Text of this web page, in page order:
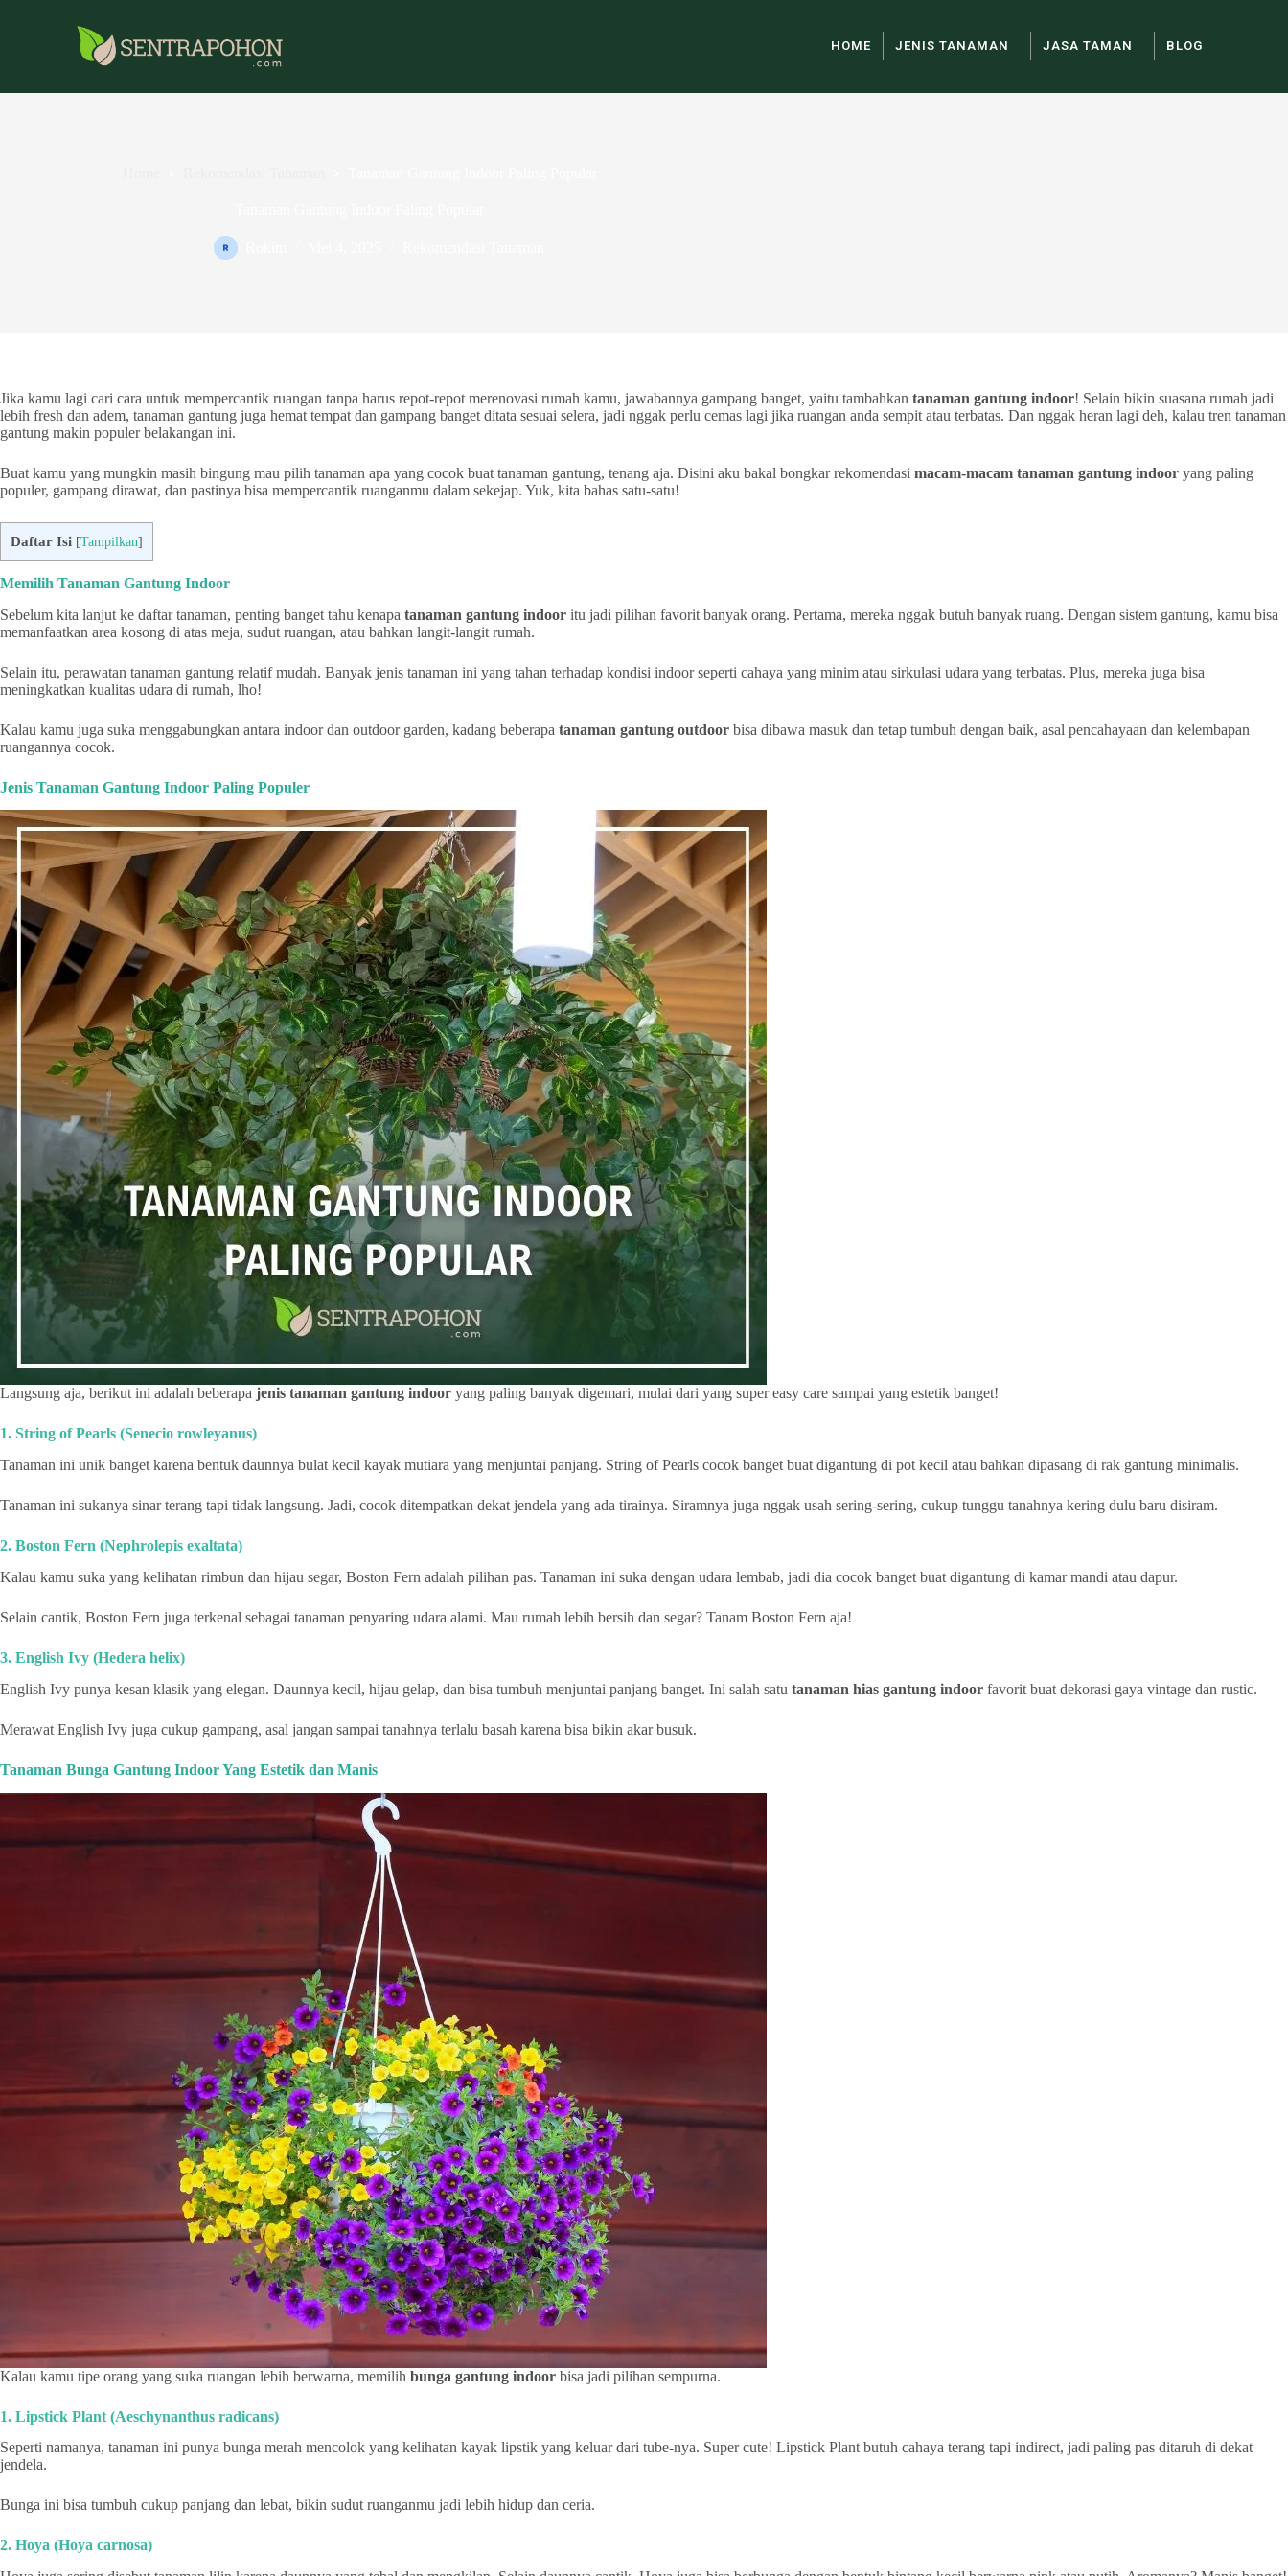
HOME JENIS TANAMAN JASA TAMAN BLOG
Jika kamu lagi cari cara untuk mempercantik ruangan tanpa harus repot-repot merenovasi rumah kamu, jawabannya gampang banget, yaitu tambahkan tanaman gantung indoor! Selain bikin suasana rumah jadi
lebih fresh dan adem, tanaman gantung juga hemat tempat dan gampang banget ditata sesuai selera, jadi nggak perlu cemas lagi jika ruangan anda sempit atau terbatas. Dan nggak heran lagi deh, kalau tren tanaman
gantung makin populer belakangan ini.
Buat kamu yang mungkin masih bingung mau pilih tanaman apa yang cocok buat tanaman gantung, tenang aja. Disini aku bakal bongkar rekomendasi macam-macam tanaman gantung indoor yang paling
populer, gampang dirawat, dan pastinya bisa mempercantik ruanganmu dalam sekejap. Yuk, kita bahas satu-satu!
Daftar Isi [Tampilkan]
Memilih Tanaman Gantung Indoor
Sebelum kita lanjut ke daftar tanaman, penting banget tahu kenapa tanaman gantung indoor itu jadi pilihan favorit banyak orang. Pertama, mereka nggak butuh banyak ruang. Dengan sistem gantung, kamu bisa
memanfaatkan area kosong di atas meja, sudut ruangan, atau bahkan langit-langit rumah.
Selain itu, perawatan tanaman gantung relatif mudah. Banyak jenis tanaman ini yang tahan terhadap kondisi indoor seperti cahaya yang minim atau sirkulasi udara yang terbatas. Plus, mereka juga bisa
meningkatkan kualitas udara di rumah, lho!
Kalau kamu juga suka menggabungkan antara indoor dan outdoor garden, kadang beberapa tanaman gantung outdoor bisa dibawa masuk dan tetap tumbuh dengan baik, asal pencahayaan dan kelembapan
ruangannya cocok.
Jenis Tanaman Gantung Indoor Paling Populer
Langsung aja, berikut ini adalah beberapa jenis tanaman gantung indoor yang paling banyak digemari, mulai dari yang super easy care sampai yang estetik banget!
1. String of Pearls (Senecio rowleyanus)
Tanaman ini unik banget karena bentuk daunnya bulat kecil kayak mutiara yang menjuntai panjang. String of Pearls cocok banget buat digantung di pot kecil atau bahkan dipasang di rak gantung minimalis.
Tanaman ini sukanya sinar terang tapi tidak langsung. Jadi, cocok ditempatkan dekat jendela yang ada tirainya. Siramnya juga nggak usah sering-sering, cukup tunggu tanahnya kering dulu baru disiram.
2. Boston Fern (Nephrolepis exaltata)
Kalau kamu suka yang kelihatan rimbun dan hijau segar, Boston Fern adalah pilihan pas. Tanaman ini suka dengan udara lembab, jadi dia cocok banget buat digantung di kamar mandi atau dapur.
Selain cantik, Boston Fern juga terkenal sebagai tanaman penyaring udara alami. Mau rumah lebih bersih dan segar? Tanam Boston Fern aja!
3. English Ivy (Hedera helix)
English Ivy punya kesan klasik yang elegan. Daunnya kecil, hijau gelap, dan bisa tumbuh menjuntai panjang banget. Ini salah satu tanaman hias gantung indoor favorit buat dekorasi gaya vintage dan rustic.
Merawat English Ivy juga cukup gampang, asal jangan sampai tanahnya terlalu basah karena bisa bikin akar busuk.
Tanaman Bunga Gantung Indoor Yang Estetik dan Manis
Kalau kamu tipe orang yang suka ruangan lebih berwarna, memilih bunga gantung indoor bisa jadi pilihan sempurna.
1. Lipstick Plant (Aeschynanthus radicans)
Seperti namanya, tanaman ini punya bunga merah mencolok yang kelihatan kayak lipstik yang keluar dari tube-nya. Super cute! Lipstick Plant butuh cahaya terang tapi indirect, jadi paling pas ditaruh di dekat
jendela.
Bunga ini bisa tumbuh cukup panjang dan lebat, bikin sudut ruanganmu jadi lebih hidup dan ceria.
2. Hoya (Hoya carnosa)